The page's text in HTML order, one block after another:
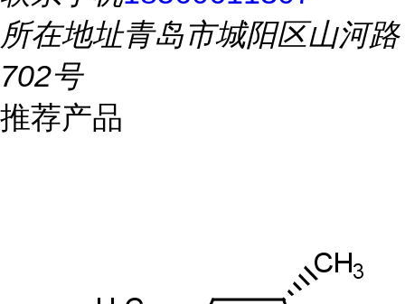
所在地址青岛市城阳区山河路
702号
推荐产品